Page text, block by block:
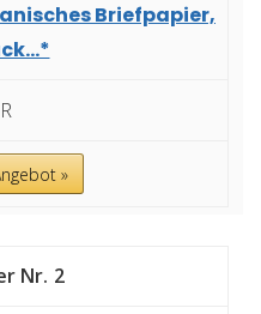
Briefpapier,
»
2